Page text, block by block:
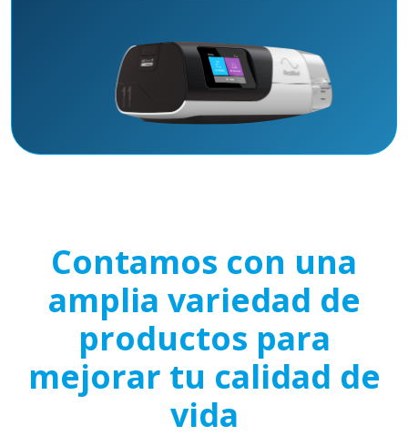
Contamos con una
amplia variedad de
productos para
mejorar tu calidad de
vida